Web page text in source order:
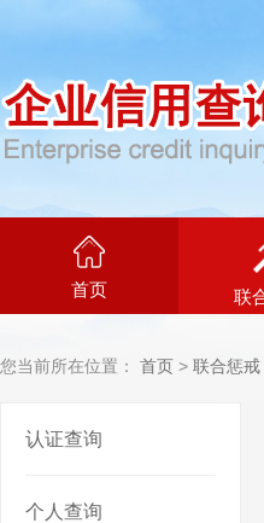
首页 联
您当前所在位置： 首页 > 联合惩戒
认证查询
个人查询